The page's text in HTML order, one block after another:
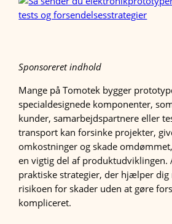
Sponsoreret indhold
Mange på Tomotek bygger
specialdesignede komponenter,
kunder, samarbejdspartnere eller
transport kan forsinke projekter,
omkostninger og skade
en vigtig del af produktudviklingen.
praktiske strategier, der hjælper
risikoen for skader uden at gøre
kompliceret.